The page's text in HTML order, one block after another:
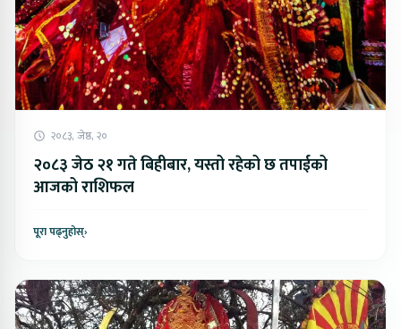
२०८३, जेष्ठ, २०
२०८३ जेठ २१ गते बिहीबार, यस्तो रहेको छ तपाईको
आजको राशिफल
पूरा पढ्नुहोस्›